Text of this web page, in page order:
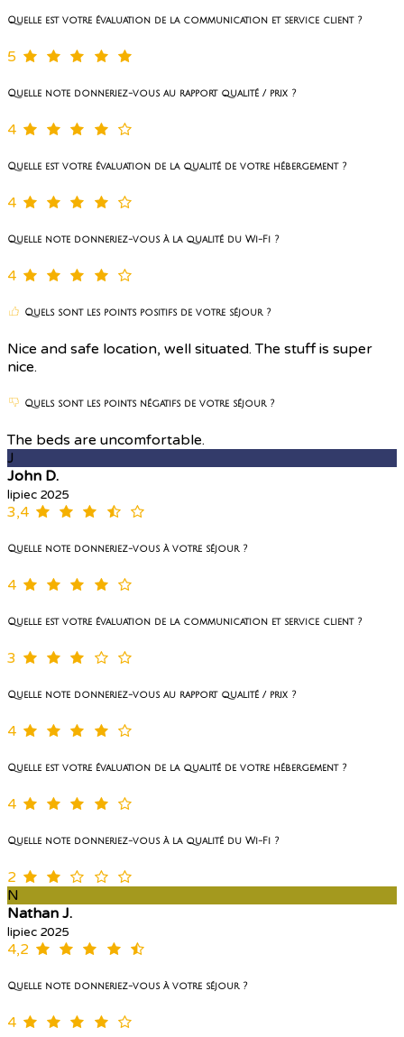
Quelle est votre évaluation de la communication et service client ?
5
Quelle note donneriez-vous au rapport qualité / prix ?
4
Quelle est votre évaluation de la qualité de votre hébergement ?
4
Quelle note donneriez-vous à la qualité du Wi-Fi ?
4
Quels sont les points positifs de votre séjour ?
Nice and safe location, well situated. The stuff is super
nice.
Quels sont les points négatifs de votre séjour ?
The beds are uncomfortable.
J
John D.
lipiec 2025
3,4
Quelle note donneriez-vous à votre séjour ?
4
Quelle est votre évaluation de la communication et service client ?
3
Quelle note donneriez-vous au rapport qualité / prix ?
4
Quelle est votre évaluation de la qualité de votre hébergement ?
4
Quelle note donneriez-vous à la qualité du Wi-Fi ?
2
N
Nathan J.
lipiec 2025
4,2
Quelle note donneriez-vous à votre séjour ?
4